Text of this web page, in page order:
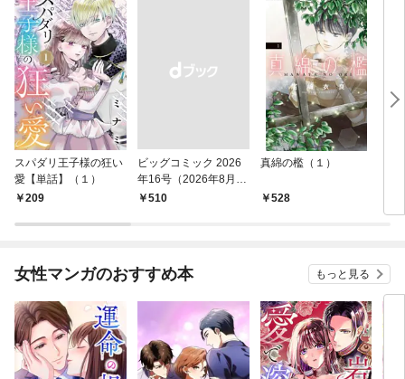
スパダリ王子様の狂い
愛【単話】（１）
209
ビッグコミック 2026
年16号（2026年8月7
日発売）
￥510
真綿の檻（１）
528
女性マンガのおすすめ本 もっと見る